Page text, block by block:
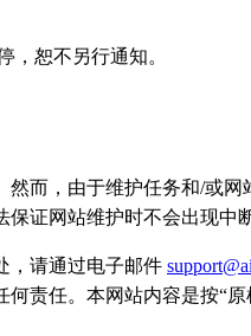
，恕不另行通知。
而，由于维护任务和/或网
证网站维护时不会出现中
，请通过电子邮件
责任。本网站内容是按“